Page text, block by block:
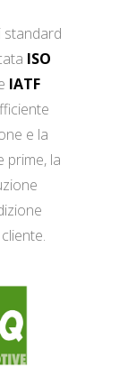
standard
ISO
IATF
e la
prime, la